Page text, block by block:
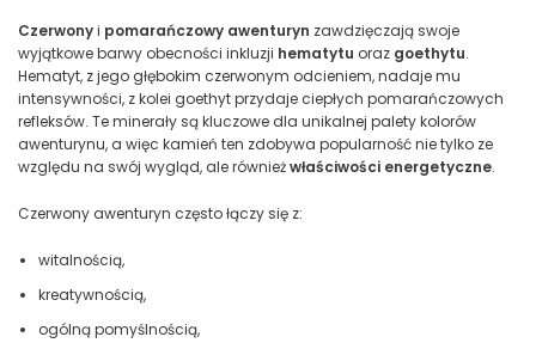
Czerwonyi pomarańczowy awenturyn zawdzięczają swoje
wyjątkowe barwy obecności inkluzji hematytu oraz goethytu.
Hematyt, z jego głębokim czerwonym odcieniem, nadaje mu
intensywności, z kolei goethyt przydaje ciepłych pomarańczowych
refleksów. Te minerały są kluczowe dla unikalnej palety kolorów
awenturynu, a więc kamień ten zdobywa popularność nie tylko ze
względu na swój wygląd, ale równieżwłaściwości energetyczne.
Czerwony awenturyn często łączy się z:
witalnością,
kreatywnością,
ogólną pomyślnością,